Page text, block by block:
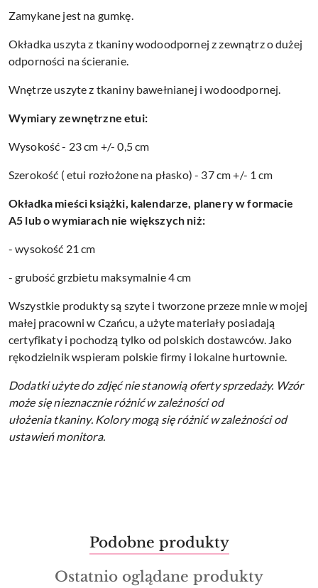
Zamykane jest na gumkę.
Okładka uszyta z tkaniny wodoodpornej z zewnątrz o dużej
odporności na ścieranie.
Wnętrze uszyte z tkaniny bawełnianej i wodoodpornej.
Wymiary zewnętrzne etui:
Wysokość - 23 cm +/- 0,5 cm
Szerokość ( etui rozłożone na płasko) - 37 cm +/- 1 cm
Okładka mieści książki, kalendarze, planery w formacie
A5 lub o wymiarach nie większych niż:
- wysokość 21 cm
- grubość grzbietu maksymalnie 4 cm
Wszystkie produkty są szyte i tworzone przeze mnie w mojej
małej pracowni w Czańcu, a użyte materiały posiadają
certyfikaty i pochodzą tylko od polskich dostawców. Jako
rękodzielnik wspieram polskie firmy i lokalne hurtownie.
Dodatki użyte do zdjęć nie stanowią oferty sprzedaży. Wzór
może się nieznacznie różnić w zależności od
ułożenia tkaniny. Kolory mogą się różnić w zależności od
ustawień monitora.
Pomiń karuzelę produktów
Produkty
o
statusie:
Podobne produkty
Produkty
Ostatnio oglądane produkty